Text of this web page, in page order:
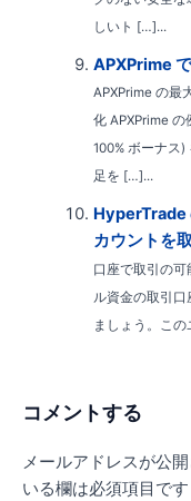
しいト […]...
APXPrime
APXPrime の最
化 APXPrime
100% ボーナス
足を […]...
HyperTrade
カウントを
口座で取引の可
ル資金の取引
ましょう。こ
コメントする
メールアドレスが公
いる欄は必須項目です